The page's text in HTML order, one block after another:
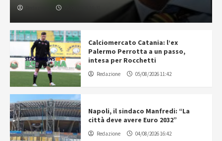
Calciomercato Catania: l’ex
Palermo Perrotta a un passo,
intesa per Rocchetti
Redazione 05/08/2026 11:42
Napoli, il sindaco Manfredi: “La
città deve avere Euro 2032”
Redazione 04/08/2026 16:42